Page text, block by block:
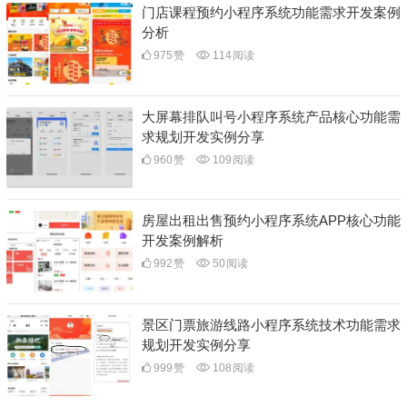
门店课程预约小程序系统功能需求开发案例
分析
975赞 114阅读
大屏幕排队叫号小程序系统产品核心功能需
求规划开发实例分享
960赞 109 阅读
房屋出租出售预约小程序系统APP核心功能
开发案例解析
992赞 50 阅读
景区门票旅游线路小程序系统技术功能需求
规划开发实例分享
999赞 108 阅读